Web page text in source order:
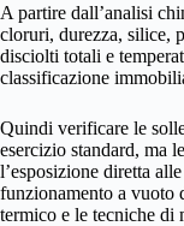
A partire dall’analisi
cloruri, durezza, silice,
disciolti totali e
classificazione
Quindi verificare le
esercizio standard, ma
l’esposizione diretta
funzionamento a vuoto
termico e le tecniche di